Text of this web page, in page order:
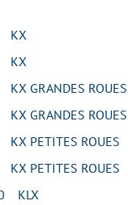
KX
KX
GRANDES ROUES
GRANDES ROUES
PETITES ROUES
PETITES ROUES
KLX